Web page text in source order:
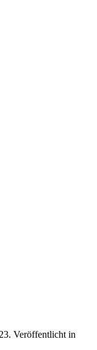
. Veröffentlicht in